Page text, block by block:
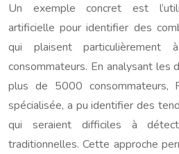
Un exemple concret est
artificielle pour identifier des
qui plaisent particulièrement
consommateurs. En analysant les
plus de 5000 consommateurs,
spécialisée, a pu identifier des
qui seraient difficiles à
traditionnelles. Cette approche